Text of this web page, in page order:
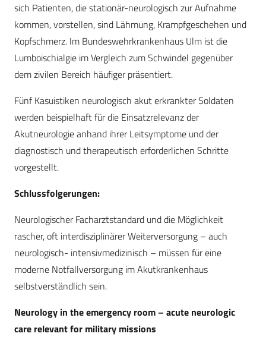
sich Patienten, die stationär-neurologisch zur Aufnahme
kommen, vorstellen, sind Lähmung, Krampfgeschehen und
Kopfschmerz. Im Bundeswehrkrankenhaus Ulm ist die
Lumboischialgie im Vergleich zum Schwindel gegenüber
dem zivilen Bereich häufiger präsentiert.
Fünf Kasuistiken neurologisch akut erkrankter Soldaten
werden beispielhaft für die Einsatzrelevanz der
Akutneurologie anhand ihrer Leitsymptome und der
diagnostisch und therapeutisch erforderlichen Schritte
vorgestellt.
Schlussfolgerungen:
Neurologischer Facharztstandard und die Möglichkeit
rascher, oft interdisziplinärer Weiterversorgung – auch
neurologisch- intensivmedizinisch – müssen für eine
moderne Notfallversorgung im Akutkrankenhaus
selbstverständlich sein.
Neurology in the emergency room – acute neurologic
care relevant for military missions